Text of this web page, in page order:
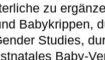
zu
Babykrippen,
Studies,
Baby-